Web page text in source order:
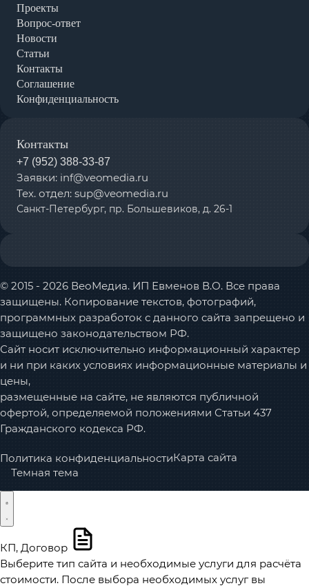
Проекты
Вопрос-ответ
Новости
Статьи
Контакты
Соглашение
Конфиденциальность
Контакты
+7 (952) 388-33-87
Заявки: inf@veomedia.ru
Тех. отдел: sup@veomedia.ru
Санкт-Петербург, пр. Большевиков, д. 26-1
© 2015 - 2026 ВеоМедиа. ИП Евменов В.О. Все права
защищены. Копирование текстов, фотографий,
программных разработок с данного сайта запрещено и
защищено законодательством РФ.
Сайт носит исключительно информационный характер
и ни при каких условиях информационные материалы и
цены,
размещенные на сайте, не являются публичной
офертой, определяемой положениями Статьи 437
Гражданского кодекса РФ.
Политика конфиденциальностиКарта сайта
Темная тема
КП, Договор
Выберите тип сайта и необходимые услуги для расчёта
стоимости. После выбора необходимых услуг вы